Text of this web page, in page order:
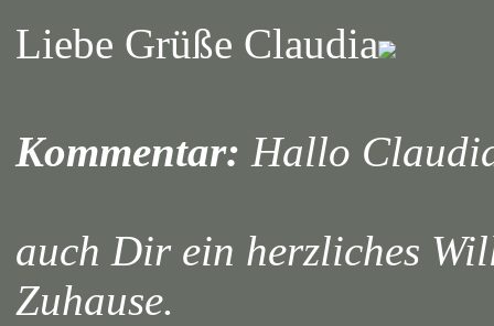
Liebe Grüße Claudia
Kommentar: Hallo
auch Dir ein herzliches
Zuhause.